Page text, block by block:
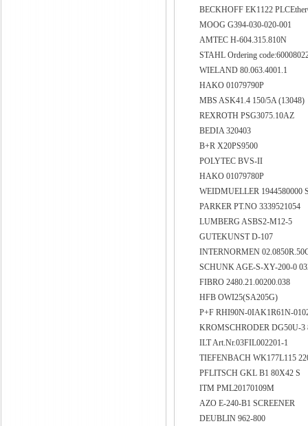
BECKHOFF EK1122
MOOG G394-030-020-001
AMTEC H-604.315.810N
STAHL Ordering
WIELAND 80.063.4001.1
HAKO 01079790P
MBS ASK41.4 150/5A (13048)
REXROTH PSG3075.10AZ
BEDIA 320403
B+R X20PS9500
POLYTEC BVS-II
HAKO 01079780P
WEIDMUELLER
PARKER PT.NO 3339521054
LUMBERG ASBS2-M12-5
GUTEKUNST D-107
INTERNORMEN
SCHUNK AGE-S-XY-200-0
FIBRO 2480.21.00200.038
HFB OWI25(SA205G)
P+F RHI90N-0IAK1R61N-
KROMSCHRODER DG50U-3
ILT Art.Nr.03FIL002201-1
TIEFENBACH WK177L115
PFLITSCH GKL B1 80X42 S
ITM PML20170109M
AZO E-240-B1 SCREENER
DEUBLIN 962-800